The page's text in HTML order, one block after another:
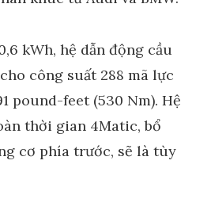
kWh, hệ dẫn động cầu
công suất 288 mã lực
pound-feet (530 Nm). Hệ
thời gian 4Matic, bổ
cơ phía trước, sẽ là tùy